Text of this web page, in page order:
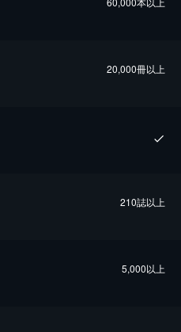
20,000冊以上
210誌以上
5,000以上